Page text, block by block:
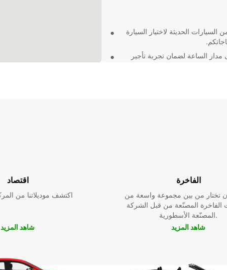
الحديثة لاختيار السيارة
الساعة لضمان تجربة تأجير
اقتصاد
اكتشف موديلاتنا من
شاهد المزيد
الفاخرة
تختار من بين مجموعة واسعة من
الفاخرة المصنّعة من قبل الشركة
المصنّعة الأسطورية.
شاهد المزيد